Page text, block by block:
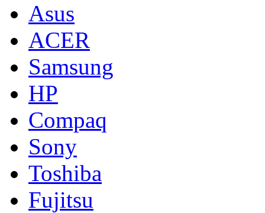
Asus
ACER
Samsung
HP
Compaq
Sony
Toshiba
Fujitsu